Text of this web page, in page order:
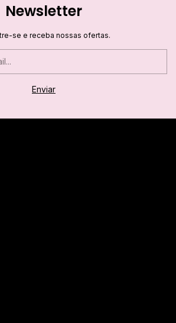
Newsletter
se e receba nossas ofertas.